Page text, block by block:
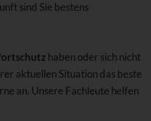
sind Sie bestens
haben oder sich nicht
aktuellen Situation das beste
an. Unsere Fachleute helfen